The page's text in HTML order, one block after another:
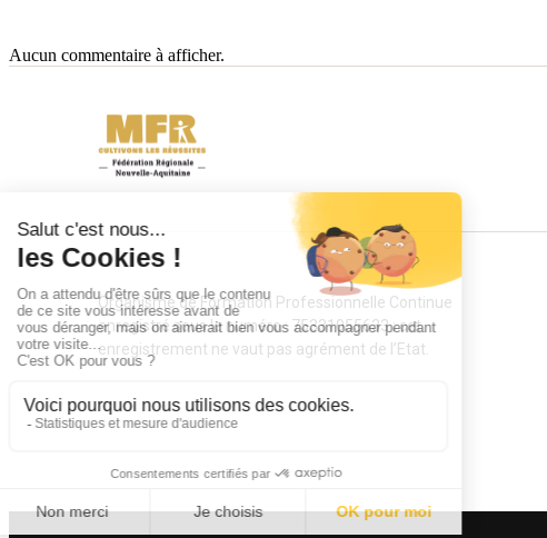
Aucun commentaire à afficher.
Organisme de Formation Professionnelle Continue
enregistré sous le numéro : 75331055633 ; cet
enregistrement ne vaut pas agrément de l’Etat.